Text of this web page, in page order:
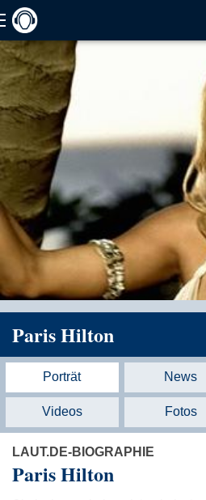
Paris Hilton
Porträt News
Videos Fotos
LAUT.DE-BIOGRAPHIE
Paris Hilton